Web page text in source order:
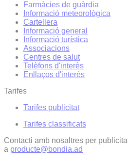
Farmàcies de guàrdia
Informació meteorològica
Cartellera
Informació general
Informació turística
Associacions
Centres de salut
Telèfons d'interès
Enllaços d'interés
Tarifes
Tarifes publicitat
Tarifes classificats
Contacti amb nosaltres per
a producte@bondia.ad